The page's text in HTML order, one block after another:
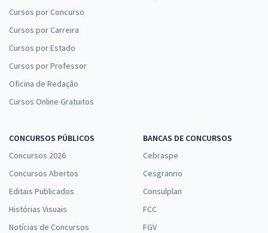
Cursos por Concurso
Cursos por Carreira
Cursos por Estado
Cursos por Professor
Oficina de Redação
Cursos Online Gratuitos
CONCURSOS PÚBLICOS
Concursos 2026
Concursos Abertos
Editais Publicados
Histórias Visuais
Notícias de Concursos
BANCAS DE CONCURSOS
Cebraspe
Cesgranrio
Consulplan
FCC
FGV